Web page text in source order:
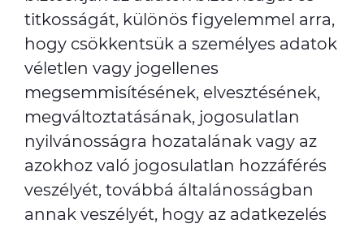
titkosságát, különös figyelemmel arra,
hogy csökkentsük a személyes adatok
véletlen vagy jogellenes
megsemmisítésének, elvesztésének,
megváltoztatásának, jogosulatlan
nyilvánosságra hozatalának vagy az
azokhoz való jogosulatlan hozzáférés
veszélyét, továbbá általánosságban
annak veszélyét, hogy az adatkezelés